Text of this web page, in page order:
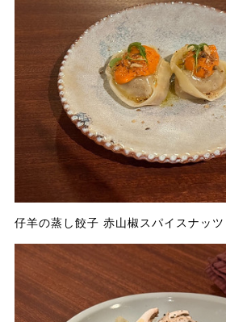
仔羊の蒸し餃子 赤山椒スパイスナッツ